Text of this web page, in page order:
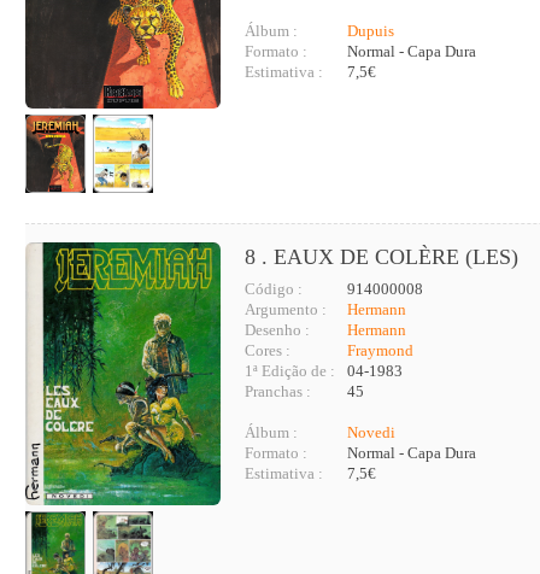
Álbum :
Dupuis
Formato :
Normal - Capa Dura
Estimativa :
7,5€
8 . EAUX DE COLÈRE (LES)
Código :
914000008
Argumento :
Hermann
Desenho :
Hermann
Cores :
Fraymond
1ª Edição de :
04-1983
Pranchas :
45
Álbum :
Novedi
Formato :
Normal - Capa Dura
Estimativa :
7,5€